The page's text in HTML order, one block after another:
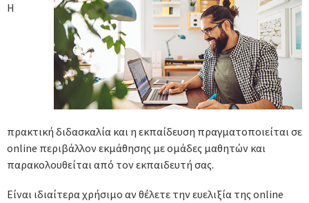
Η
πρακτική διδασκαλία και η εκπαίδευση πραγματοποιείται σε
online περιβάλλον εκμάθησης με ομάδες μαθητών και
παρακολουθείται από τον εκπαιδευτή σας.
Είναι ιδιαίτερα χρήσιμο αν θέλετε την ευελιξία της online